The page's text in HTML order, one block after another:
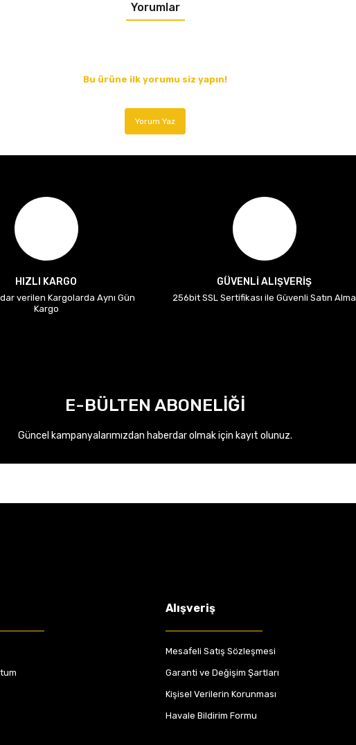
Yorumlar
Bu ürüne ilk yorumu siz yapın!
Yorum Yaz
HIZLI KARGO
verilen Kargolarda Aynı Gün
Kargo
GÜVENLİ ALIŞVERİŞ
256bit SSL Sertifikası ile Güvenli Satın Alma
E-BÜLTEN ABONELİĞİ
Güncel kampanyalarımızdan haberdar olmak için kayıt olunuz.
Alışveriş
Mesafeli Satış Sözleşmesi
Garanti ve Değişim Şartları
Kişisel Verilerin Korunması
Havale Bildirim Formu